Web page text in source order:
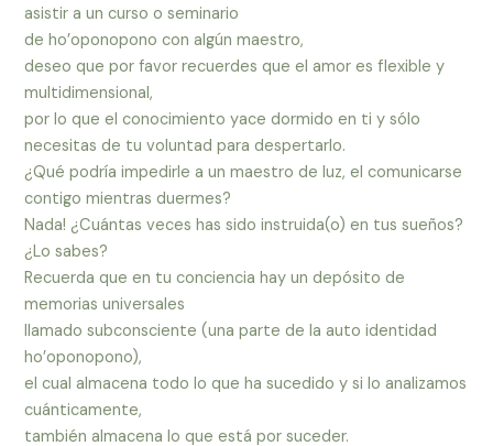
asistir a un curso o seminario
de ho’oponopono con algún maestro,
deseo que por favor recuerdes que el amor es flexible y
multidimensional,
por lo que el conocimiento yace dormido en ti y sólo
necesitas de tu voluntad para despertarlo.
¿Qué podría impedirle a un maestro de luz, el comunicarse
contigo mientras duermes?
Nada! ¿Cuántas veces has sido instruida(o) en tus sueños?
¿Lo sabes?
Recuerda que en tu conciencia hay un depósito de
memorias universales
llamado subconsciente (una parte de la auto identidad
ho’oponopono),
el cual almacena todo lo que ha sucedido y si lo analizamos
cuánticamente,
también almacena lo que está por suceder.